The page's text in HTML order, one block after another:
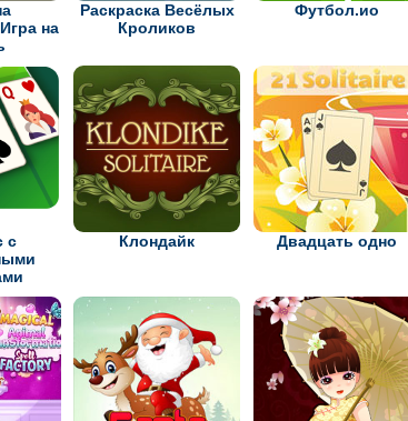
на
Раскраска Весёлых
Кроликов
Футбол.ио
с
Клондайк Двадцать одно